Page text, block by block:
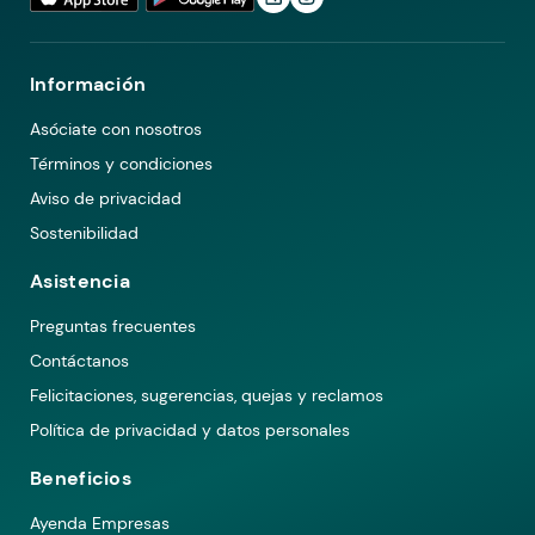
Información
Asóciate con nosotros
Términos y condiciones
Aviso de privacidad
Sostenibilidad
Asistencia
Preguntas frecuentes
Contáctanos
Felicitaciones, sugerencias, quejas y reclamos
Política de privacidad y datos personales
Beneficios
Ayenda Empresas